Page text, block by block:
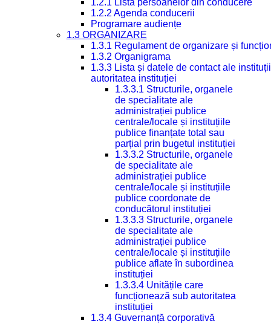
1.2.1 Lista persoanelor din conducere
1.2.2 Agenda conducerii
Programare audiențe
1.3 ORGANIZARE
1.3.1 Regulament de organizare și
1.3.2 Organigrama
1.3.3 Lista și datele de contact ale
autoritatea instituției
1.3.3.1 Structurile, organele
de specialitate ale
administrației publice
centrale/locale și instituțiile
publice finanțate total sau
parțial prin bugetul instituției
1.3.3.2 Structurile, organele
de specialitate ale
administrației publice
centrale/locale și instituțiile
publice coordonate de
conducătorul instituției
1.3.3.3 Structurile, organele
de specialitate ale
administrației publice
centrale/locale și instituțiile
publice aflate în subordinea
instituției
1.3.3.4 Unitățile care
funcționează sub autoritatea
instituției
1.3.4 Guvernanță corporativă